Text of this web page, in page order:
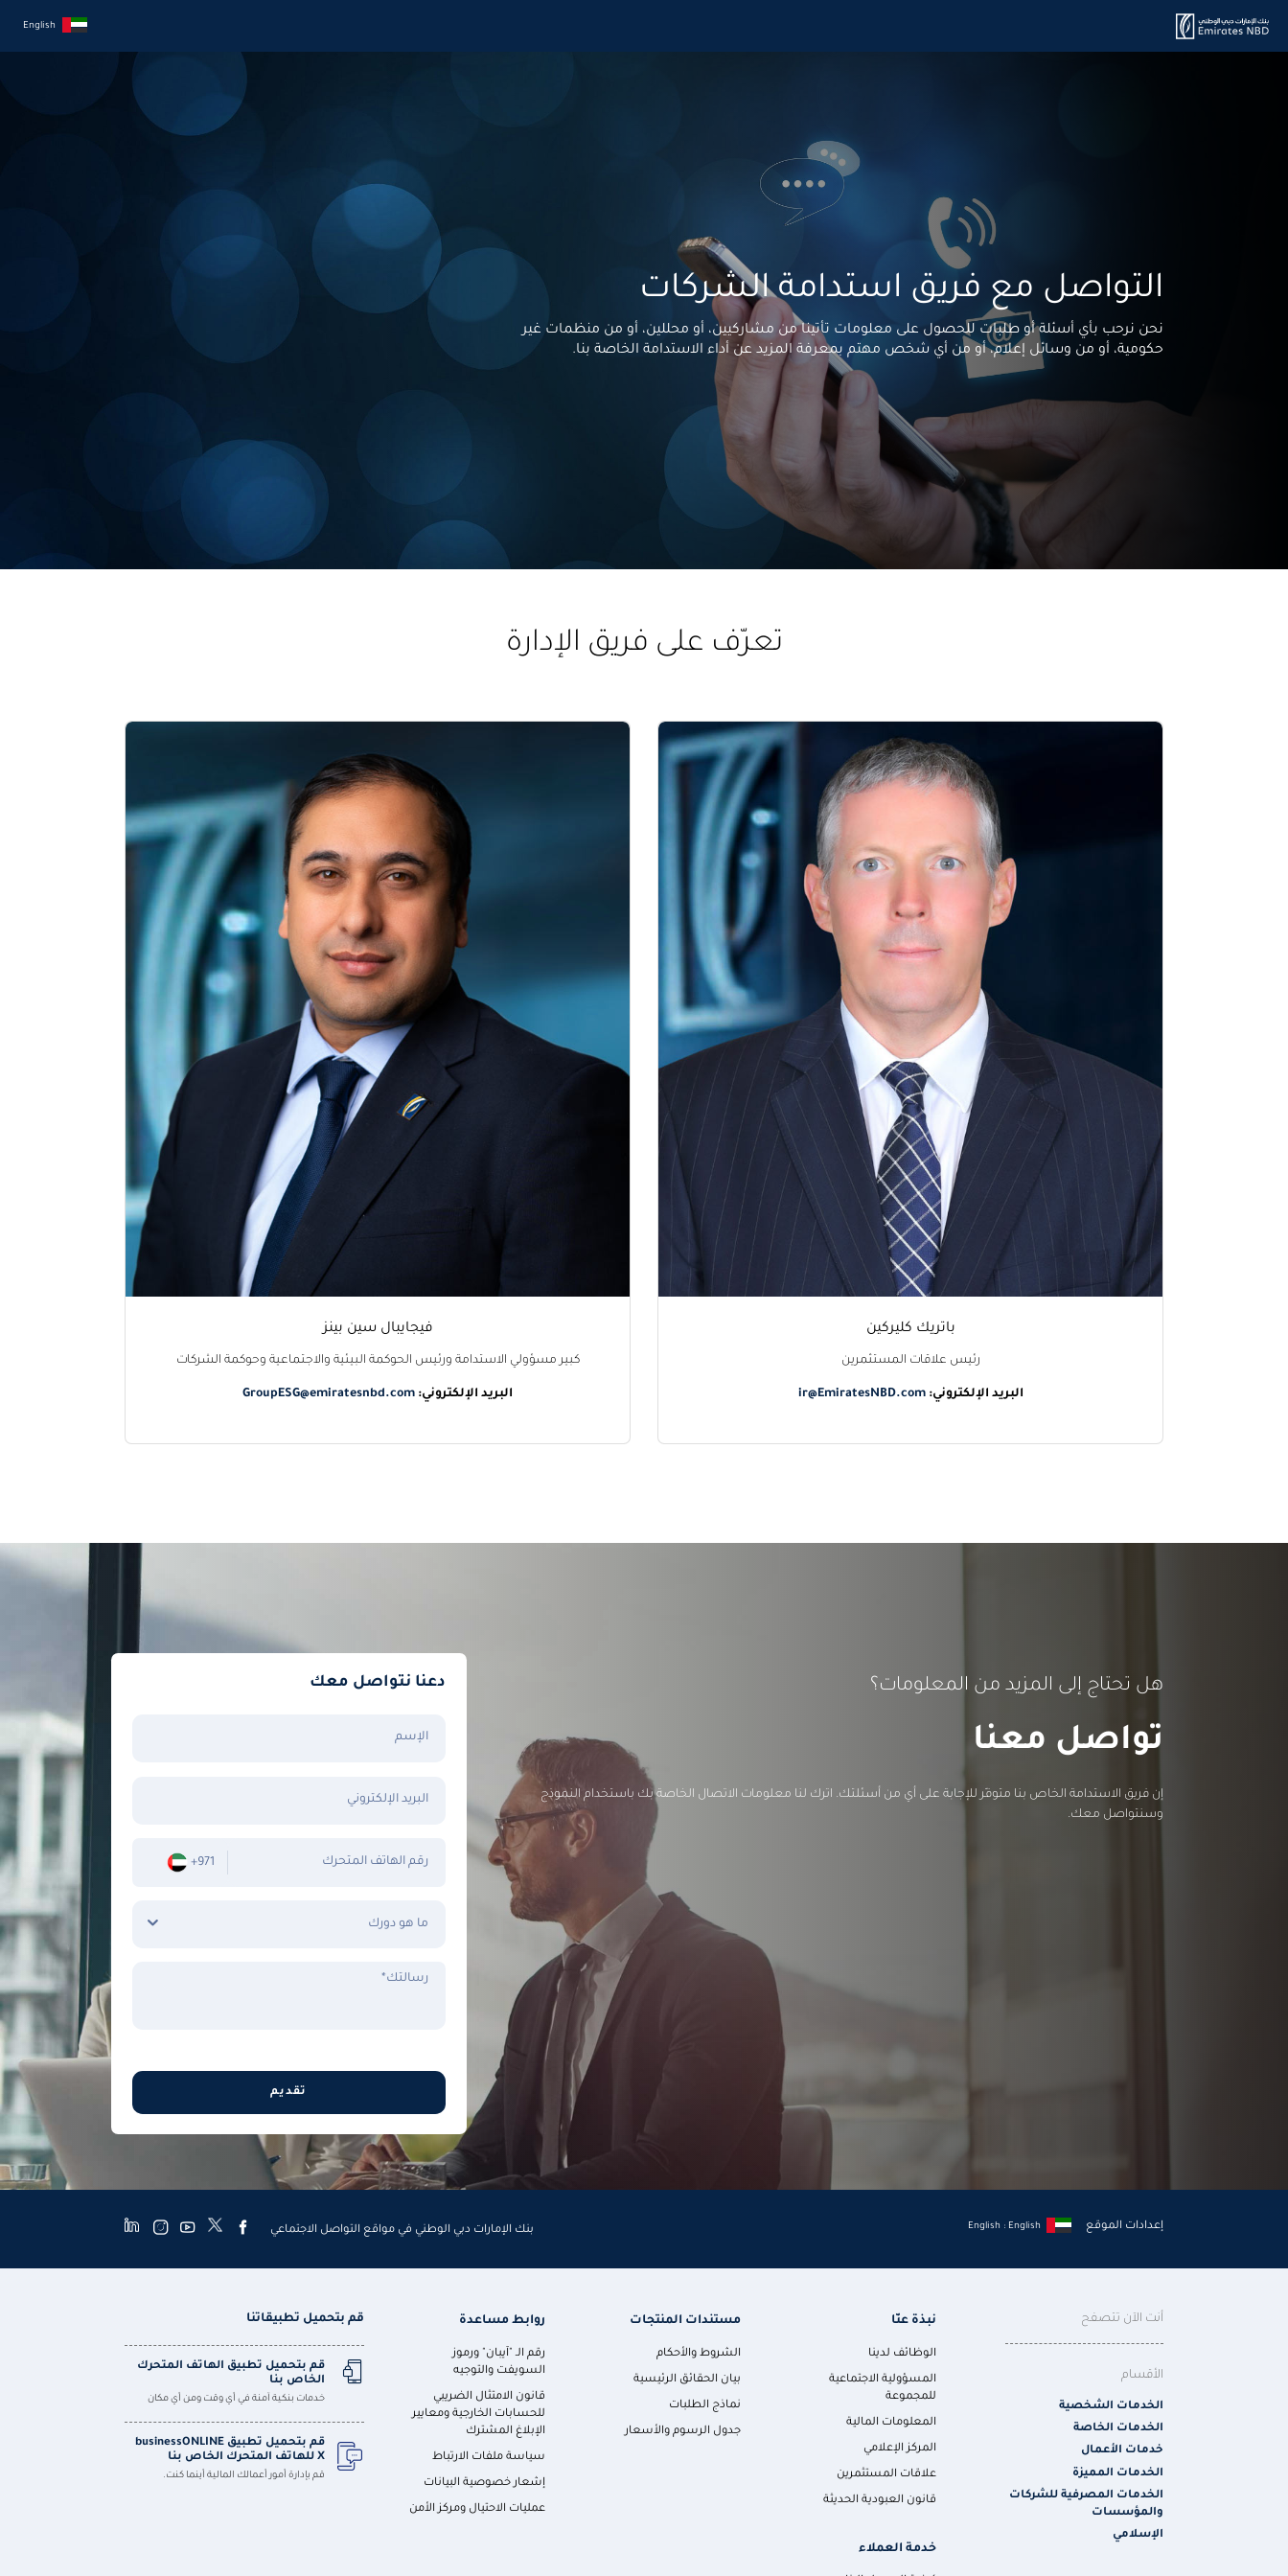
English
التواصل مع فريق استدامة الشركات
نحن نرحب بأي أسئلة أو طلبات للحصول على معلومات تأتينا من مشاركيين، أو محللين، أو من منظمات غير
حكومية، أو من وسائل إعلام، أو من أي شخص مهتم بمعرفة المزيد عن أداء الاستدامة الخاصة بنا.
تعرّف على فريق الإدارة
باتريك كليركين
رئيس علاقات المستثمرين
البريد الإلكتروني:ir@EmiratesNBD.com
فيجايبال سين بينز
كبير مسؤولي الاستدامة ورئيس الحوكمة البيئية والاجتماعية وحوكمة الشركات
البريد الإلكتروني: GroupESG@emiratesnbd.com
هل تحتاج إلى المزيد من المعلومات؟
تواصل معنا
إن فريق الاستدامة الخاص بنا متوفّر للإجابة على أي من أسئلتك. اترك لنا معلومات الاتصال الخاصة بك باستخدام النموذج
وسنتواصل معك.
دعنا نتواصل معك
الإسم
البريد الإلكتروني
+971 رقم الهاتف المتحرك
ما هو دورك
رسالتك*
تقديم
إعدادات الموقع English : English بنك الإمارات دبي الوطني في مواقع التواصل الاجتماعي
أنت الآن تتصفح
الأقسام
الخدمات الشخصية
الخدمات الخاصة
خدمات الأعمال
الخدمات المميزة
الخدمات المصرفية للشركات
والمؤسسات
الإسلامي
نبذة عنّا
الوظائف لدينا
المسؤولية الاجتماعية
للمجموعة
المعلومات المالية
المركز الإعلامي
علاقات المستثمرين
قانون العبودية الحديثة
مستندات المنتجات
الشروط والأحكام
بيان الحقائق الرئيسية
نماذج الطلبات
جدول الرسوم والأسعار
روابط مساعدة
رقم الـ "آيبان" ورموز
السويفت والتوجيه
قانون الامتثال الضريبي
للحسابات الخارجية ومعايير
الإبلاغ المشترك
سياسة ملفات الارتباط
إشعار خصوصية البيانات
عمليات الاحتيال ومركز الأمن
خدمة العملاء
قم بتحميل تطبيقاتنا
قم بتحميل تطبيق الهاتف المتحرك
الخاص بنا
خدمات بنكية آمنة في أي وقت ومن أي مكان
قم بتحميل تطبيق businessONLINE
X للهاتف المتحرك الخاص بنا
قم بإدارة أمور أعمالك المالية أينما كنت.